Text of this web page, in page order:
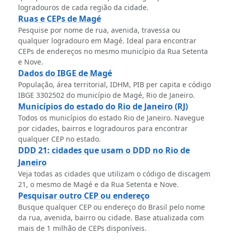
logradouros de cada região da cidade.
Ruas e CEPs de Magé
Pesquise por nome de rua, avenida, travessa ou
qualquer logradouro em Magé. Ideal para encontrar
CEPs de endereços no mesmo município da Rua Setenta
e Nove.
Dados do IBGE de Magé
População, área territorial, IDHM, PIB per capita e código
IBGE 3302502 do município de Magé, Rio de Janeiro.
Municípios do estado do Rio de Janeiro (RJ)
Todos os municípios do estado Rio de Janeiro. Navegue
por cidades, bairros e logradouros para encontrar
qualquer CEP no estado.
DDD 21: cidades que usam o DDD no Rio de
Janeiro
Veja todas as cidades que utilizam o código de discagem
21, o mesmo de Magé e da Rua Setenta e Nove.
Pesquisar outro CEP ou endereço
Busque qualquer CEP ou endereço do Brasil pelo nome
da rua, avenida, bairro ou cidade. Base atualizada com
mais de 1 milhão de CEPs disponíveis.